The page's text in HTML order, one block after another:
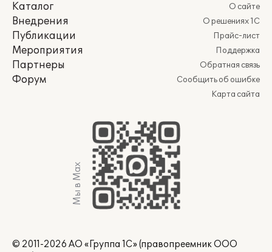
Каталог
Внедрения
Публикации
Мероприятия
Партнеры
Форум
О сайте
О решениях 1С
Прайс-лист
Поддержка
Обратная связь
Сообщить об ошибке
Карта сайта
Мы в Max
© 2011-2026 АО «Группа 1С» (правопреемник ООО